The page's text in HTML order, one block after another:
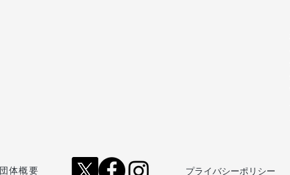
​団体概要 ​プライバシーポリシー